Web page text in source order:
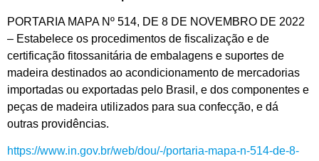
PORTARIA MAPA Nº 514, DE 8 DE NOVEMBRO DE 2022
– Estabelece os procedimentos de fiscalização e de
certificação fitossanitária de embalagens e suportes de
madeira destinados ao acondicionamento de mercadorias
importadas ou exportadas pelo Brasil, e dos componentes e
peças de madeira utilizados para sua confecção, e dá
outras providências.
https://www.in.gov.br/web/dou/-/portaria-mapa-n-514-de-8-